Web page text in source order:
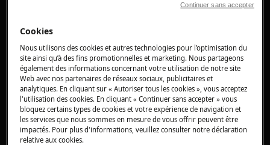
réfrigérateurs
congélateurs
autres appareils électroménagers
Solution
Essuyez de temps en temps la surface
externe de votre appareil avec une
Cookies
Nous utilisons des cookies et autres technologies pour l’optimisation du
site ainsi qu’à des fins promotionnelles et marketing. Nous partageons
également des informations concernant votre utilisation de notre site
Web avec nos partenaires de réseaux sociaux, publicitaires et
analytiques. En cliquant sur « Autoriser tous les cookies », vous acceptez
l'utilisation des cookies. En cliquant « Continuer sans accepter » vous
bloquez certains types de cookies et votre expérience de navigation et
les services que nous sommes en mesure de vous offrir peuvent être
impactés. Pour plus d'informations, veuillez consulter notre déclaration
relative aux cookies.
Continuer sans accepter